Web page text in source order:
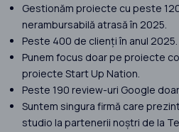
Gestionăm proiecte cu peste
nerambursabilă atrasă în 2025.
Peste 400 de clienți în anul 2025.
Punem focus doar pe proiecte
proiecte Start Up Nation.
Peste 190 review-uri Google
Suntem singura firmă care
studio la partenerii noștri de la